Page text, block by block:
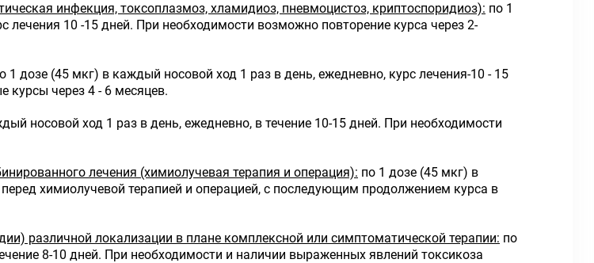
инфекция, токсоплазмоз, хламидиоз, пневмоцистоз, криптоспоридиоз): по 1
10 -15 дней. При необходимости возможно повторение курса через 2-
1 дозе (45 мкг) в каждый носовой ход 1 раз в день, ежедневно, курс лечения-10 - 15
курсы через 4 - 6 месяцев.
носовой ход 1 раз в день, ежедневно, в течение 10-15 дней. При необходимости
лечения (химиолучевая терапия и операция): по 1 дозе (45 мкг) в
химиолучевой терапией и операцией, с последующим продолжением курса в
различной локализации в плане комплексной или симптоматической терапии: по
8-10 дней. При необходимости и наличии выраженных явлений токсикоза